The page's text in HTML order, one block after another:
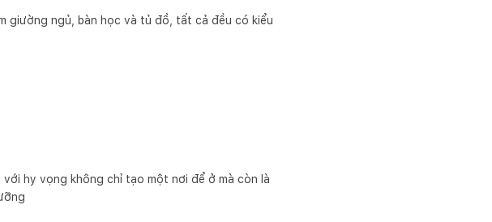
giường ngủ, bàn học và tủ đồ, tất cả đều có kiểu
hy vọng không chỉ tạo một nơi để ở mà còn là